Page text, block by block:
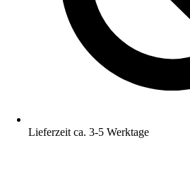
Lieferzeit ca. 3-5 Werktage